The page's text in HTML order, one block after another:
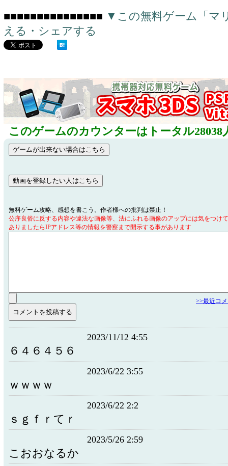
■■■■■■■■■■■■■■■ ▼この無料ゲーム「マ
える・シェアする
このゲームのカウンターはトータル28038
無料ゲーム攻略、感想を書こう。作者様への批判は禁止！
公序良俗に反する内容や違法な画像等、法にふれる画像のアップには気をつけ
ありましたらIPアドレス等の情報を警察まで開示する事があります
>>最近コ
2023/11/12 4:55
６４６４５６
2023/6/22 3:55
ｗｗｗｗ
2023/6/22 2:2
ｓｇｆｒてｒ
2023/5/26 2:59
こおおなるか